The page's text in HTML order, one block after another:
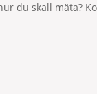
du skall mäta?